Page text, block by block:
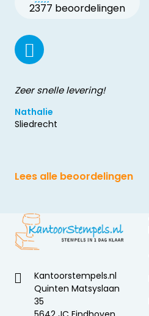
2377 beoordelingen
Zeer snelle levering!
Nathalie
Sliedrecht
Lees alle beoordelingen
Kantoorstempels.nl
Quinten Matsyslaan
35